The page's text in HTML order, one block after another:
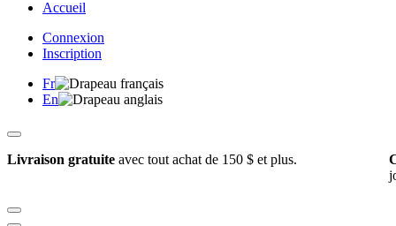
Accueil
Connexion
Inscription
Fr
En
Livraison gratuite avec tout achat de 150 $ et plus.